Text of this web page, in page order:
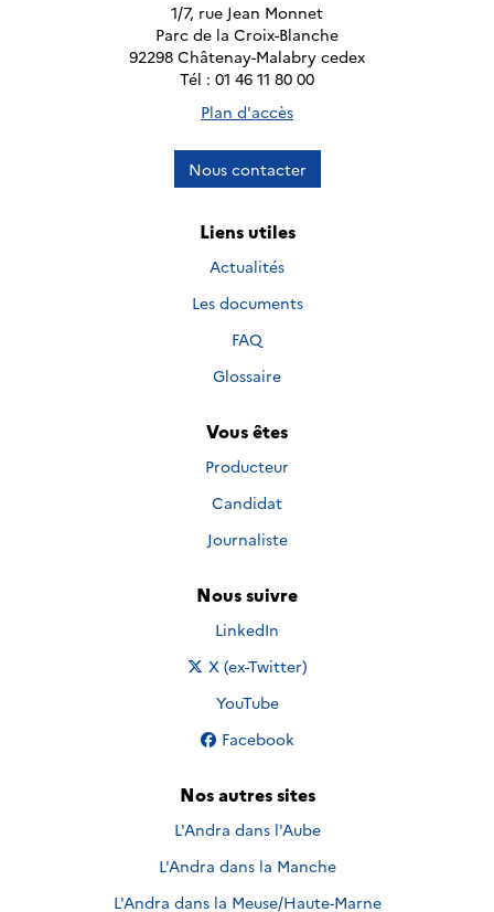
1/7, rue Jean Monnet
Parc de la Croix-Blanche
92298 Châtenay-Malabry cedex
Tél : 01 46 11 80 00
Plan d'accès
Nous contacter
Liens utiles
Actualités
Les documents
FAQ
Glossaire
Vous êtes
Producteur
Candidat
Journaliste
Nous suivre
Nous suivre sur
LinkedIn
Nous suivre sur
X (ex-Twitter)
Nous suivre sur
YouTube
Nous suivre sur
Facebook
Nos autres sites
L'Andra dans l'Aube
L'Andra dans la Manche
L'Andra dans la Meuse/Haute-Marne